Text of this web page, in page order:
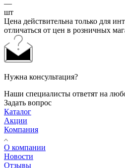
—
шт
Цена действительна только для
отличаться от цен в розничных
Нужна консультация?
Наши специалисты ответят на
Задать вопрос
Каталог
Акции
Компания
О компании
Новости
Отзывы